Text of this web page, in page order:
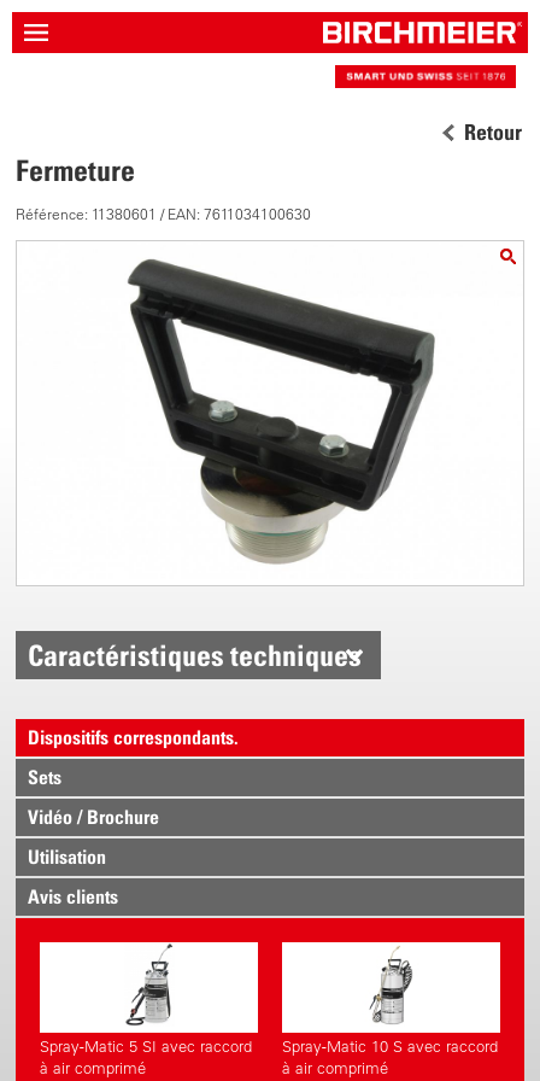
Retour
Fermeture
Référence: 11380601 / EAN: 7611034100630
Caractéristiques techniques
Dispositifs correspondants.
Sets
Vidéo / Brochure
Utilisation
Avis clients
Spray-Matic 5 SI avec raccord
à air comprimé
Spray-Matic 10 S avec raccord
à air comprimé